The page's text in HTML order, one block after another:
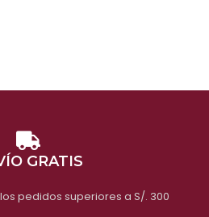
GRATIS
pedidos superiores a S/. 300